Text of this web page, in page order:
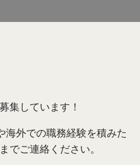
集しています！
海外での職務経験を積みた
でご連絡ください。